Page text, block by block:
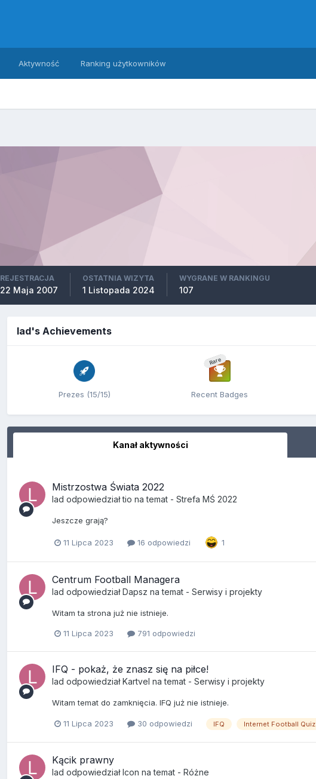
Aktywność Ranking użytkowników
REJESTRACJA
22 Maja 2007
OSTATNIA WIZYTA
1 Listopada 2024
WYGRANE W RANKINGU
107
lad's Achievements
Prezes (15/15)
Rare
Recent Badges
Kanał aktywności
Mistrzostwa Świata 2022
lad odpowiedziałtio na temat - Strefa MŚ 2022
Jeszcze grają?
11 Lipca 2023 16 odpowiedzi 1
Centrum Football Managera
lad odpowiedziałDapsz na temat - Serwisy i projekty
Witam ta strona już nie istnieje.
11 Lipca 2023 791 odpowiedzi
IFQ - pokaż, że znasz się na piłce!
lad odpowiedziałKartvel na temat - Serwisy i projekty
Witam temat do zamknięcia. IFQ już nie istnieje.
11 Lipca 2023 30 odpowiedzi IFQ Internet Football Quiz
Kącik prawny
lad odpowiedziałIcon na temat - Różne